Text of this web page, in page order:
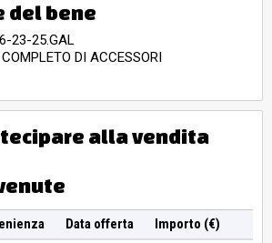
del bene
23-25.GAL
DI ACCESSORI
alla vendita
Data offerta
Importo (€)